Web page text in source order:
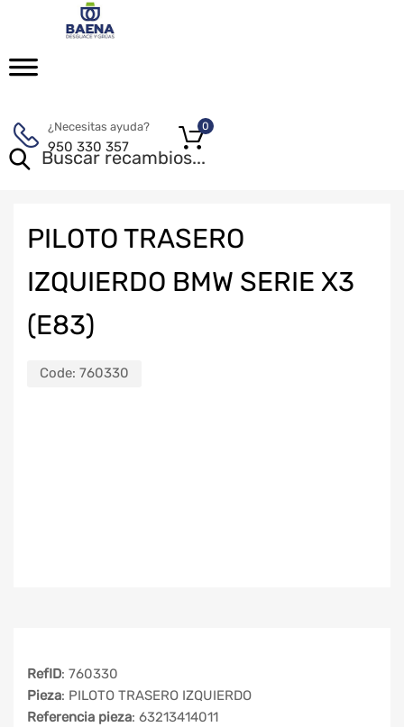
¿Necesitas ayuda?
950 330 357
0
PILOTO TRASERO
IZQUIERDO BMW SERIE X3
(E83)
Code: 760330
RefID: 760330
Pieza: PILOTO TRASERO IZQUIERDO
Referencia pieza: 63213414011